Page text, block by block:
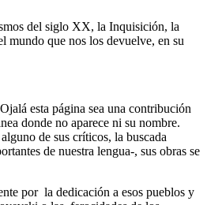
del siglo XX, la Inquisición, la
mundo que nos los devuelve, en su
esta página sea una contribución
donde no aparece ni su nombre.
de sus críticos, la buscada
de nuestra lengua-, sus obras se
por la dedicación a esos pueblos y